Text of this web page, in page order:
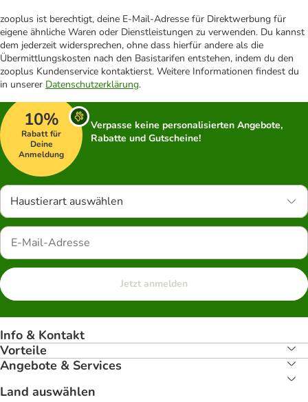
zooplus ist berechtigt, deine E-Mail-Adresse für Direktwerbung für
eigene ähnliche Waren oder Dienstleistungen zu verwenden. Du kannst
dem jederzeit widersprechen, ohne dass hierfür andere als die
Übermittlungskosten nach den Basistarifen entstehen, indem du den
zooplus Kundenservice kontaktierst. Weitere Informationen findest du
in unserer Datenschutzerklärung.
10%
Rabatt für
Deine
Anmeldung
Verpasse keine personalisierten Angebote,
Rabatte und Gutscheine!
Haustierart auswählen
Jetzt anmelden
Info & Kontakt
Vorteile
Angebote & Services
Land auswählen